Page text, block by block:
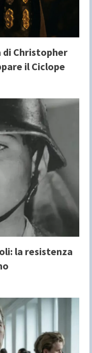
di Christopher
il Ciclope
la resistenza